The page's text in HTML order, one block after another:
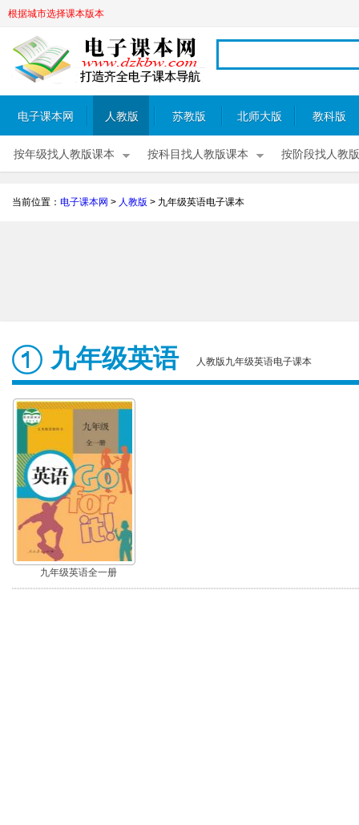
根据城市选择课本版本
电子课本网 人教版 苏教版 北师大版 教科版
按年级找人教版课本 按科目找人教版课本 按阶段找人教
当前位置： 电子课本网 > 人教版 > 九年级英语电子课本
九年级英语 人教版九年级英语电子课本
九年级英语全一册